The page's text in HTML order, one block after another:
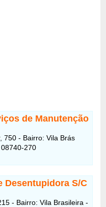
de Manutenção
750 - Bairro: Vila Brás
270
Desentupidora S/C
- Bairro: Vila Brasileira -